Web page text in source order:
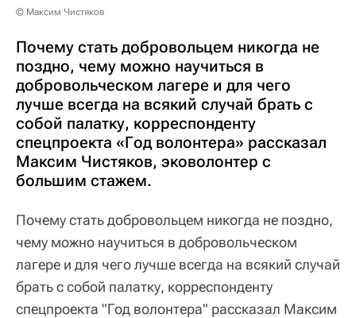
© Максим Чистяков
Почему стать добровольцем никогда не
поздно, чему можно научиться в
добровольческом лагере и для чего
лучше всегда на всякий случай брать с
собой палатку, корреспонденту
спецпроекта «Год волонтера» рассказал
Максим Чистяков, эковолонтер с
большим стажем.
Почему стать добровольцем никогда не поздно,
чему можно научиться в добровольческом
лагере и для чего лучше всегда на всякий случай
брать с собой палатку, корреспонденту
спецпроекта "Год волонтера" рассказал Максим